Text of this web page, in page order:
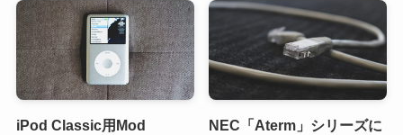
iPod Classic用Mod
NEC「Aterm」シリーズに